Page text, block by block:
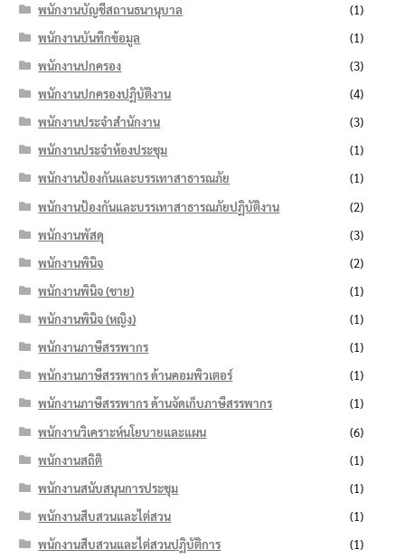
พนักงานบัญชีสถานธนานุบาล
(1)
พนักงานบันทึกข้อมูล
(1)
พนักงานปกครอง
(3)
พนักงานปกครองปฏิบัติงาน
(4)
พนักงานประจำสำนักงาน
(3)
พนักงานประจำห้องประชุม
(1)
พนักงานป้องกันและบรรเทาสาธารณภัย
(1)
พนักงานป้องกันและบรรเทาสาธารณภัยปฏิบัติงาน
(2)
พนักงานพัสดุ
(3)
พนักงานพินิจ
(2)
พนักงานพินิจ (ชาย)
(1)
พนักงานพินิจ (หญิง)
(1)
พนักงานภาษีสรรพากร
(1)
พนักงานภาษีสรรพากร ด้านคอมพิวเตอร์
(1)
พนักงานภาษีสรรพากร ด้านจัดเก็บภาษีสรรพากร
(1)
พนักงานวิเคราะห์นโยบายและแผน
(6)
พนักงานสถิติ
(1)
พนักงานสนับสนุนการประชุม
(1)
พนักงานสืบสวนและไต่สวน
(1)
พนักงานสืบสวนและไต่สวนปฏิบัติการ
(1)